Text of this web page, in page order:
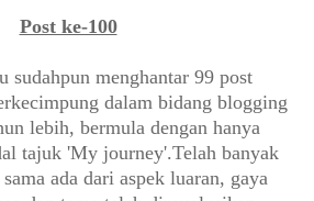
Post ke-100
sudahpun menghantar 99 post
dalam bidang blogging
lebih, bermula dengan hanya
tajuk 'My journey'.Telah banyak
ada dari aspek luaran, gaya